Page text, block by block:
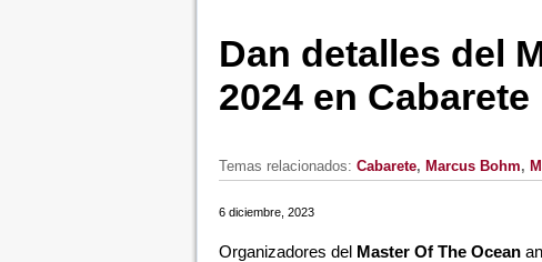
Dan detalles del
2024 en Cabarete
Temas relacionados: Cabarete, Marcus Bohm,
6 diciembre, 2023
Organizadores del Master Of The Ocean